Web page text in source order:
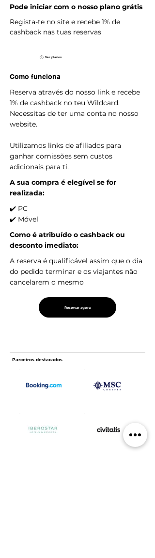
Pode iniciar com o nosso plano grátis
Regista-te no site e recebe 1% de
cashback nas tuas reservas
Ver planos
Como funciona
Reserva através do nosso link e recebe
1% de cashback no teu Wildcard.
Necessitas de ter uma conta no nosso
website.
Utilizamos links de afiliados para
ganhar comissões sem custos
adicionais para ti.
A sua compra é elegível se for
realizada:
✔️ PC
✔️ Móvel
Como é atribuído o cashback ou
desconto imediato:
A reserva é qualificável assim que o dia
do pedido terminar e os viajantes não
cancelarem o mesmo
Reservar agora
Parceiros destacados